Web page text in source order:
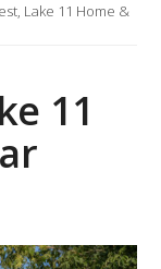
Lake 11 Home &
11